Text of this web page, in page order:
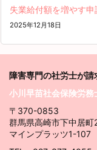
失業給付額を増やす申
2025年12月18日
障害専門の社労士が請
小川早苗社会保険労務
〒370-0853
群馬県高崎市下中居
マインプラッツ1-107